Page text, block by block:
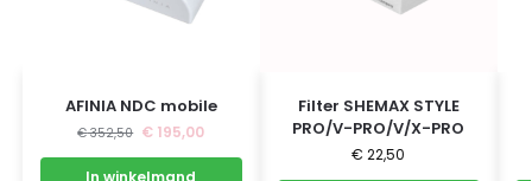
AFINIA NDC mobile
€352,50 € 195,00
In winkelmand
Filter SHEMAX STYLE
PRO/V-PRO/V/X-PRO
€ 22,50